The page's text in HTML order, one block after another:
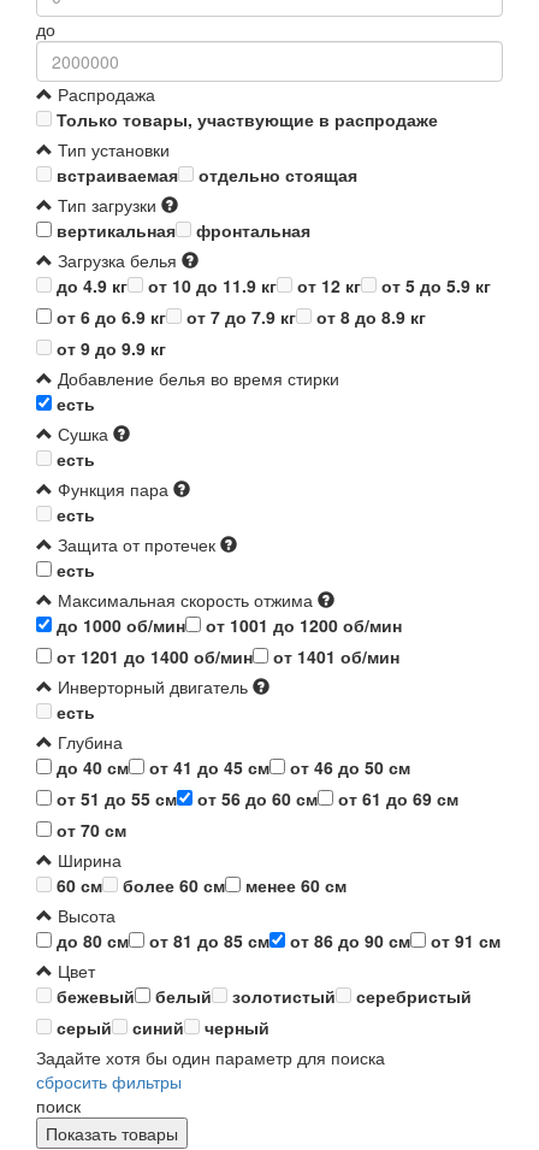
до
Распродажа
Только товары, участвующие в распродаже
Тип установки
встраиваемая
отдельно стоящая
Тип загрузки
вертикальная
фронтальная
Загрузка белья
до 4.9 кг
от 10 до 11.9 кг от 12 кг
от 5 до 5.9 кг
от 6 до 6.9 кг
от 7 до 7.9 кг
от 8 до 8.9 кг
от 9 до 9.9 кг
Добавление белья во время стирки
есть
Сушка
есть
Функция пара
есть
Защита от протечек
есть
Максимальная скорость отжима
до 1000 об/мин
от 1001 до 1200 об/мин
от 1201 до 1400 об/мин
от 1401 об/мин
Инверторный двигатель
есть
Глубина
до 40 см
от 41 до 45 см
от 46 до 50 см
от 51 до 55 см
от 56 до 60 см
от 61 до 69 см
от 70 см
Ширина
60 см
более 60 см
менее 60 см
Высота
до 80 см
от 81 до 85 см от 86 до 90 см
от 91 см
Цвет
бежевый
белый золотистый
серебристый
серый
синий
черный
Задайте хотя бы один параметр для поиска
сбросить фильтры
поиск